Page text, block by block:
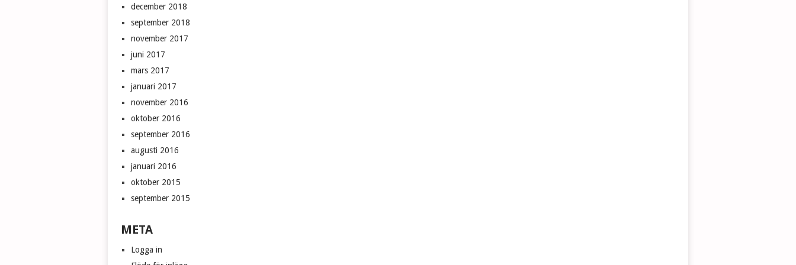
december 2018
september 2018
november 2017
juni 2017
mars 2017
januari 2017
november 2016
oktober 2016
september 2016
augusti 2016
januari 2016
oktober 2015
september 2015
META
Logga in